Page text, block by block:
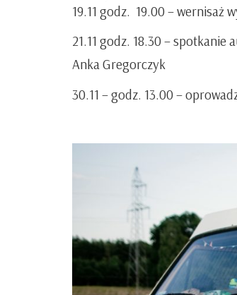
19.11 godz. 19.00 – wernisaż
21.11 godz. 18.30–spotkanie
Anka Gregorczyk
30.11 – godz. 13.00–